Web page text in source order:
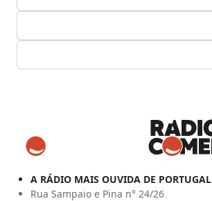
A RÁDIO MAIS OUVIDA DE PORTUGAL
Rua Sampaio e Pina n° 24/26